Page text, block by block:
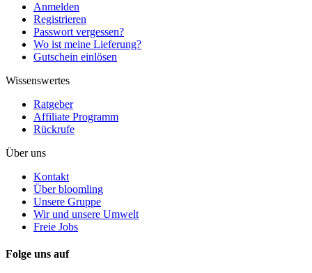
Anmelden
Registrieren
Passwort vergessen?
Wo ist meine Lieferung?
Gutschein einlösen
Wissenswertes
Ratgeber
Affiliate Programm
Rückrufe
Über uns
Kontakt
Über bloomling
Unsere Gruppe
Wir und unsere Umwelt
Freie Jobs
Folge uns auf